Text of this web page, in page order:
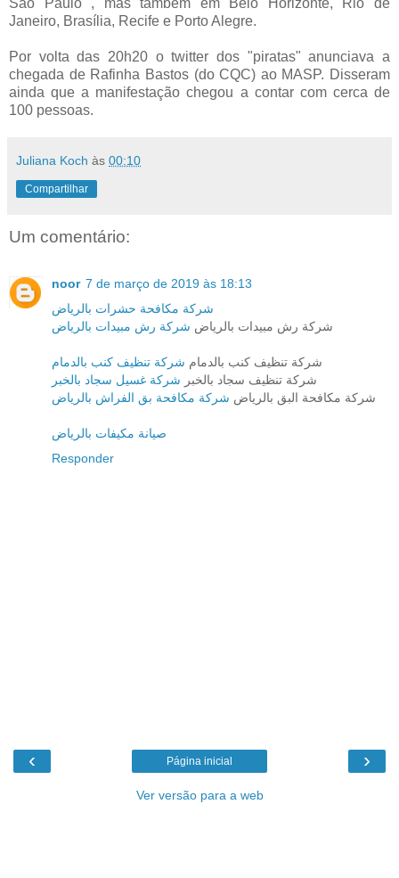
São Paulo , mas também em Belo Horizonte, Rio de
Janeiro, Brasília, Recife e Porto Alegre.
Por volta das 20h20 o twitter dos "piratas" anunciava a
chegada de Rafinha Bastos (do CQC) ao MASP. Disseram
ainda que a manifestação chegou a contar com cerca de
100 pessoas.
Juliana Koch às 00:10
Compartilhar
Um comentário:
noor 7 de março de 2019 às 18:13
شركة مكافحة حشرات بالرياض
شركة رش مبيدات بالرياض شركة رش مبيدات بالرياض
شركة تنظيف كنب بالدمام شركة تنظيف كنب بالدمام
شركة تنظيف سجاد بالخبر شركة غسيل سجاد بالخبر
شركة مكافحة البق بالرياض شركة مكافحة بق الفراش بالرياض
صيانة مكيفات بالرياض
Responder
‹ ›
Página inicial
Ver versão para a web